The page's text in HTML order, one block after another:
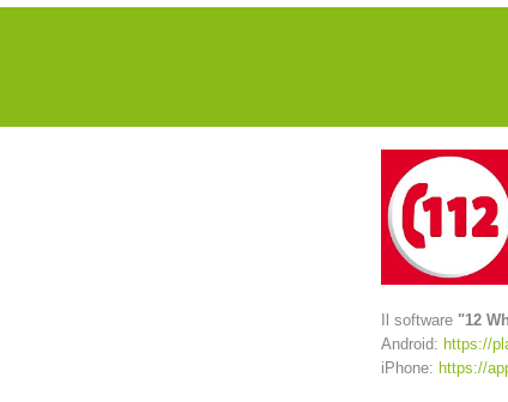
https://
Il software "12
Android: https://
iPhone: https://